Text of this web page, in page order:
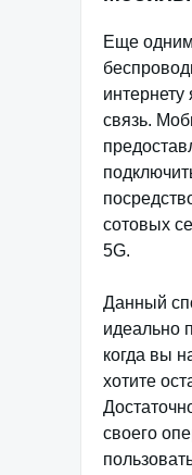
Еще
связь.
сотовых
5G.
Данный
идеально
когда вы
хотите
своего